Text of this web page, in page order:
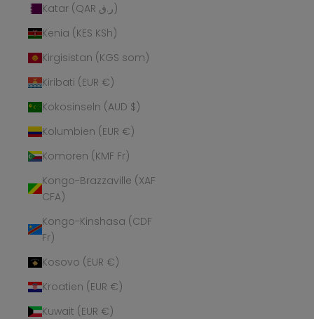
Katar (QAR ر.ق)
Kenia (KES KSh)
Kirgisistan (KGS som)
Kiribati (EUR €)
Kokosinseln (AUD $)
Kolumbien (EUR €)
Komoren (KMF Fr)
Kongo-Brazzaville (XAF
CFA)
Kongo-Kinshasa (CDF
Fr)
Kosovo (EUR €)
Kroatien (EUR €)
Kuwait (EUR €)